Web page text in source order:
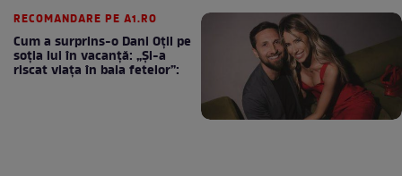
RECOMANDARE PE A1.RO
Cum a surprins-o Dani Oțil pe
soția lui în vacanță: „Și-a
riscat viața în baia fetelor”: